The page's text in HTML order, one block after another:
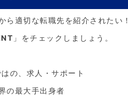
ら適切な転職先を紹介されたい！
」をチェックしましょう。
の、求人・サポート
の最大手出身者